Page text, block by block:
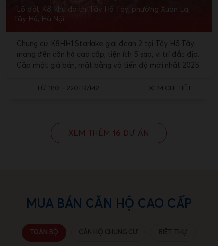
Lô đất K8, khu đô thị Tây Hồ Tây, phường Xuân La,
Tây Hồ, Hà Nội
Chung cư K8HH1 Starlake giai đoạn 2 tại Tây Hồ Tây
mang đến căn hộ cao cấp, tiện ích 5 sao, vị trí đắc địa.
Cập nhật giá bán, mặt bằng và tiến độ mới nhất 2025.
TỪ 180 - 220TR/M2 XEM CHI TIẾT
XEM THÊM 16 DỰ ÁN
MUA BÁN CĂN HỘ CAO CẤP
TOÀN BỘ CĂN HỘ CHUNG CƯ BIỆT THỰ